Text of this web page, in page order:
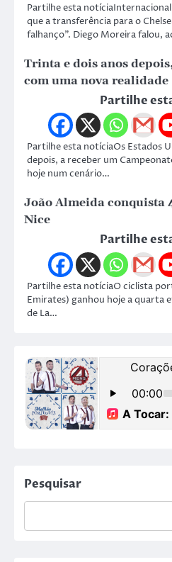
Partilhe esta
que a transferência para o
falhanço”. Diego Moreira falou,
Trinta e dois anos depois,
com uma nova realidade
Partilhe
Partilhe esta notíciaOs Estados
depois, a receber um
hoje num cenário…
João Almeida conquista
Nice
Partilhe
Partilhe esta notíciaO ciclista
Emirates) ganhou hoje a quarta
de La…
Pesquisar